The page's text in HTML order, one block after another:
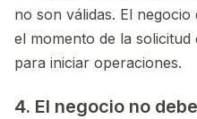
no son válidas. El
el momento de la
para iniciar operaciones.
4. El negocio no